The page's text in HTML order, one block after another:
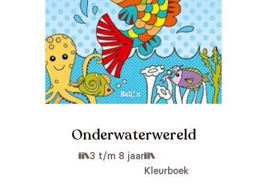
Onderwaterwereld
3 t/m 8 jaar
Kleurboek